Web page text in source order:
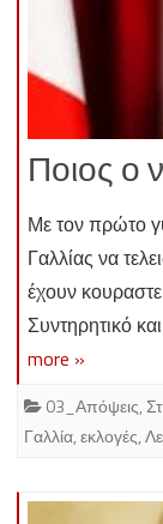
Ποιος ο
Με τον πρώτο
Γαλλίας να
έχουν
Συντηρητικό
more »
03_Απόψεις,
Γαλλία,εκλογές,